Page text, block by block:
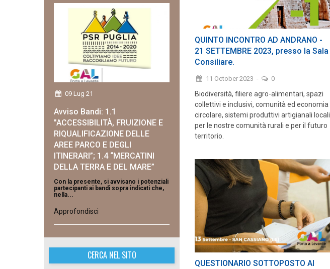
QUINTO INCONTRO AD ANDRANO -
21 SETTEMBRE 2023, presso la Sala
Consiliare.
11 October 2023 - 0
Biodiversità, filiere agro-alimentari, spazi
collettivi e inclusivi, comunità ed economia
circolare, sistemi produttivi artigianali locali
per le nostre comunità rurali e per il futuro
territorio.
QUESTIONARIO SOTTOPOSTO AI
09 Lug 21
Avviso Bandi: 1.1
"ACCESSIBILITÀ, FRUIZIONE E
RIQUALIFICAZIONE DELLE
AREE PARCO E DEGLI
ITINERARI”; 1.4 “MERCATINI
DELLA TERRA E DEL MARE”
Con la presente, si avvisano i potenziali
partecipanti ai bandi sopra indicati che,
nella...
Approfondisci
CERCA NEL SITO